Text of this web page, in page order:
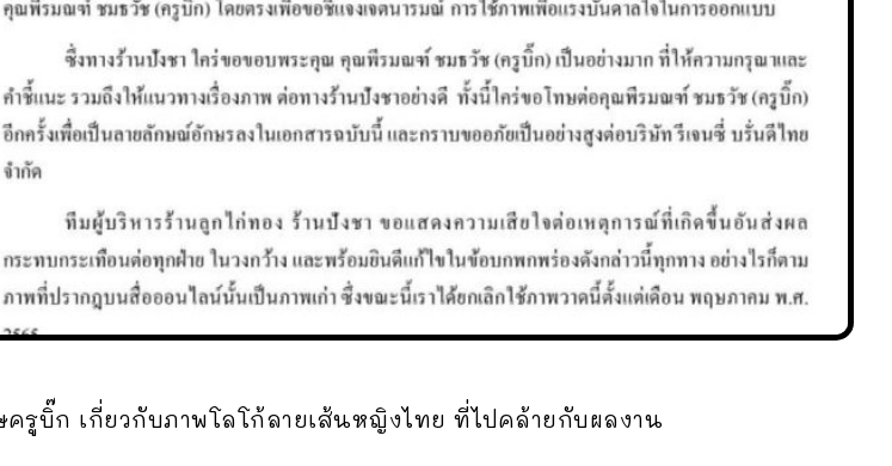
ครูบิ๊ก เกี่ยวกับภาพโลโก้ลายเส้นหญิงไทย ที่ไปคล้ายกับผลงาน